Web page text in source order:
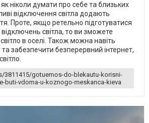
ніколи думати про себе та близьких
відключення світла додають
Проте, якщо ретельно підготуватися
світла, то ви зможете
в оселі. Також можна навіть
забезпечити безперервний інтернет,
3811415/gotuemos-do-blekautu-korisni-
buti-vdoma-u-koznogo-meskanca-kieva